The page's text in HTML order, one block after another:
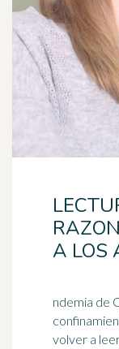
A LOS
ndemia de
volver a